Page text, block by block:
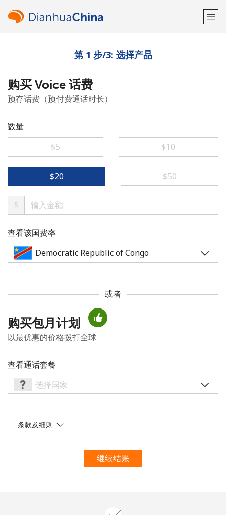
欢迎！
已经有账户了
至少 8 个字符
一个大写字母和一个小写字母
一个特殊字符
本人明白，在本网站开设账户，即代表本人同意这些
第 1 步/3: 选择产品
购买 Voice 话费
预存话费（预付费通话时长）
数量
⁦$5⁩
⁦$10⁩
⁦$20⁩ ⁦$50⁩
$
查看该国费率
或者
购买包月计划
以最优惠的价格拨打全球
查看通话套餐
条款及细则
继续结账